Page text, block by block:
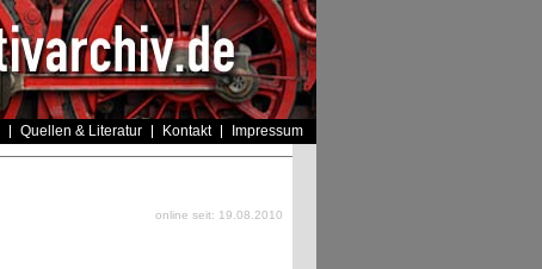
Quellen & Literatur Kontakt Impressum
online seit: 19.08.2010